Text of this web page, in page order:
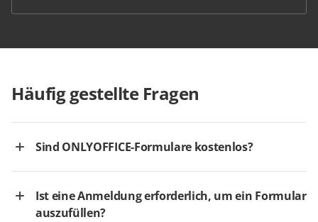
Häufig gestellte Fragen
Sind ONLYOFFICE-Formulare kostenlos?
Ist eine Anmeldung erforderlich, um ein Formular
auszufüllen?